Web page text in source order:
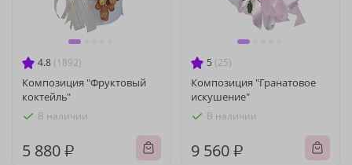
4.8 (1892)
Композиция "Фруктовый
коктейль"
В наличии
5 880 ₽
5 (25)
Композиция "Гранатовое
искушение"
В наличии
9 560 ₽